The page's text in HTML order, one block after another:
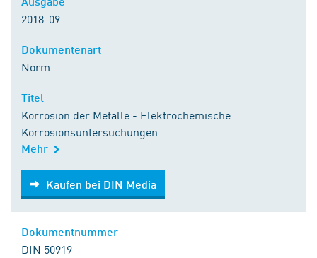
2018-09
Norm
Korrosion der Metalle - Elektrochemische
Korrosionsuntersuchungen
Mehr
Kaufen bei DIN Media
Kaufen bei DIN Media
DIN 50919